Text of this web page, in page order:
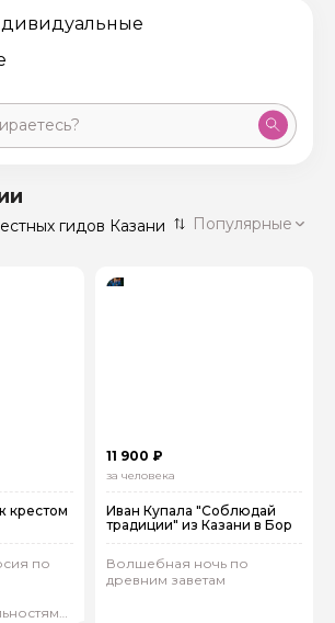
50 экскурсий
гидов Казани Популярные
крестом
по
11 900 ₽
за человека
Иван Купала "Соблюдай
традиции" из Казани в Бор
Волшебная ночь по
древним заветам